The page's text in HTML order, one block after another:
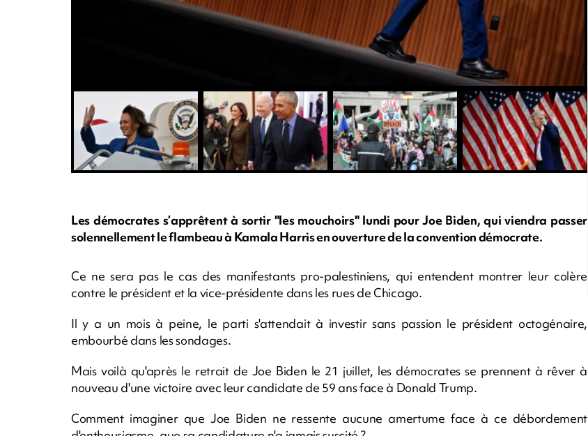
Les démocrates s’apprêtent à sortir "les mouchoirs" lundi pour Joe Biden, qui viendra passer
solennellement le flambeau à Kamala Harris en ouverture de la convention démocrate.
Ce ne sera pas le cas des manifestants pro-palestiniens, qui entendent montrer leur colère
contre le président et la vice-présidente dans les rues de Chicago.
Il y a un mois à peine, le parti s'attendait à investir sans passion le président octogénaire,
embourbé dans les sondages.
Mais voilà qu'après le retrait de Joe Biden le 21 juillet, les démocrates se prennent à rêver à
nouveau d'une victoire avec leur candidate de 59 ans face à Donald Trump.
Comment imaginer que Joe Biden ne ressente aucune amertume face à ce débordement